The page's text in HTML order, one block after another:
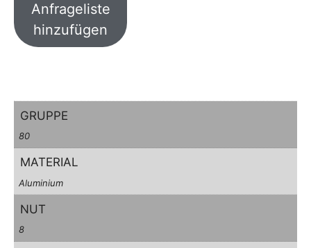
Anfrageliste
hinzufügen
GRUPPE
80
MATERIAL
Aluminium
NUT
8